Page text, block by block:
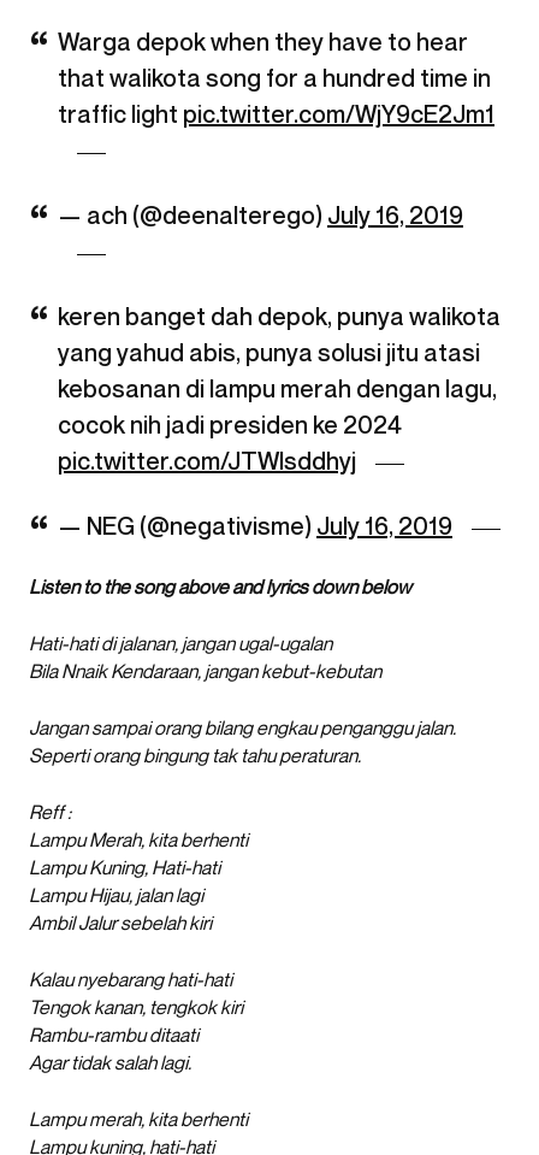
Warga depok when they have to hear
that walikota song for a hundred time in
traffic light pic.twitter.com/WjY9cE2Jm1
— ach (@deenalterego) July 16, 2019
keren banget dah depok, punya walikota
yang yahud abis, punya solusi jitu atasi
kebosanan di lampu merah dengan lagu,
cocok nih jadi presiden ke 2024
pic.twitter.com/JTWlsddhyj
— NEG (@negativisme) July 16, 2019
Listen to the song above and lyrics down below
Hati-hati di jalanan, jangan ugal-ugalan
Bila Nnaik Kendaraan, jangan kebut-kebutan
Jangan sampai orang bilang engkau penganggu jalan.
Seperti orang bingung tak tahu peraturan.
Reff :
Lampu Merah, kita berhenti
Lampu Kuning, Hati-hati
Lampu Hijau, jalan lagi
Ambil Jalur sebelah kiri
Kalau nyebarang hati-hati
Tengok kanan, tengkok kiri
Rambu-rambu ditaati
Agar tidak salah lagi.
Lampu merah, kita berhenti
Lampu kuning, hati-hati